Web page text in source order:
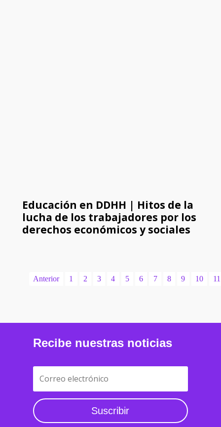
Educación en DDHH | Hitos de la
lucha de los trabajadores por los
derechos económicos y sociales
Anterior 1 2 3 4 5 6 7 8 9 10 11
Recibe nuestras noticias
Suscribir